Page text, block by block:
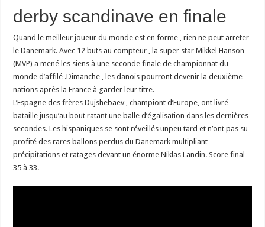
derby scandinave en finale
Quand le meilleur joueur du monde est en forme , rien ne peut arreter
le Danemark. Avec 12 buts au compteur , la super star Mikkel Hanson
(MVP) a mené les siens à une seconde finale de championnat du
monde d’affilé .Dimanche , les danois pourront devenir la deuxième
nations après la France à garder leur titre.
L’Espagne des frères Dujshebaev , championt d’Europe, ont livré
bataille jusqu’au bout ratant une balle d’égalisation dans les dernières
secondes. Les hispaniques se sont réveillés unpeu tard et n’ont pas su
profité des rares ballons perdus du Danemark multipliant
précipitations et ratages devant un énorme Niklas Landin. Score final
35 à 33.